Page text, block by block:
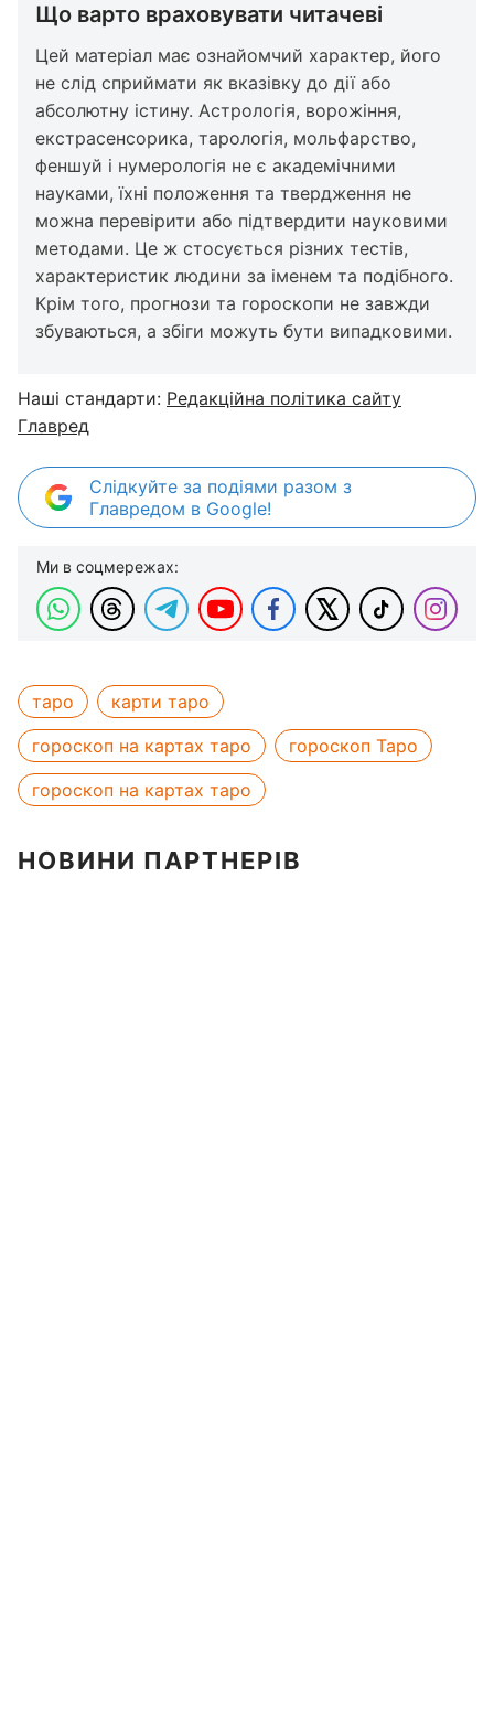
Що варто враховувати читачеві
Цей матеріал має ознайомчий характер, його
не слід сприймати як вказівку до дії або
абсолютну істину. Астрологія, ворожіння,
екстрасенсорика, тарологія, мольфарство,
феншуй і нумерологія не є академічними
науками, їхні положення та твердження не
можна перевірити або підтвердити науковими
методами. Це ж стосується різних тестів,
характеристик людини за іменем та подібного.
Крім того, прогнози та гороскопи не завжди
збуваються, а збіги можуть бути випадковими.
Наші стандарти: Редакційна політика сайту
Главред
Слідкуйте за подіями разом з
Главредом в Google!
Ми в соцмережах:
таро
карти таро
гороскоп на картах таро
гороскоп Таро
гороскоп на картах таро
НОВИНИ ПАРТНЕРІВ